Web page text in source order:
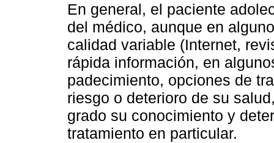
En general, el paciente
del médico, aunque en
calidad variable (Internet,
rápida información, en
padecimiento, opciones de
riesgo o deterioro de su
grado su conocimiento y
tratamiento en particular.